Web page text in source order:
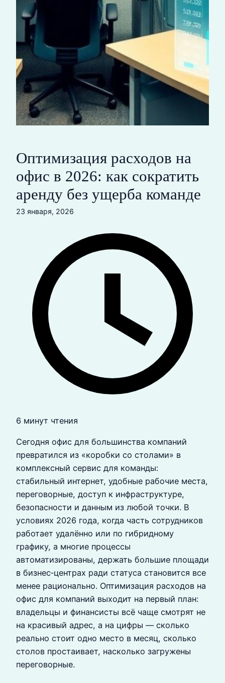
Оптимизация расходов на
офис в 2026: как сократить
аренду без ущерба команде
23 января, 2026
6 минут чтения
Сегодня офис для большинства компаний
превратился из «коробки со столами» в
комплексный сервис для команды:
стабильный интернет, удобные рабочие места,
переговорные, доступ к инфраструктуре,
безопасности и данным из любой точки. В
условиях 2026 года, когда часть сотрудников
работает удалённо или по гибридному
графику, а многие процессы
автоматизированы, держать большие площади
в бизнес‑центрах ради статуса становится все
менее рационально. Оптимизация расходов на
офис для компаний выходит на первый план:
владельцы и финансисты всё чаще смотрят не
на красивый адрес, а на цифры — сколько
реально стоит одно место в месяц, сколько
столов простаивает, насколько загружены
переговорные.